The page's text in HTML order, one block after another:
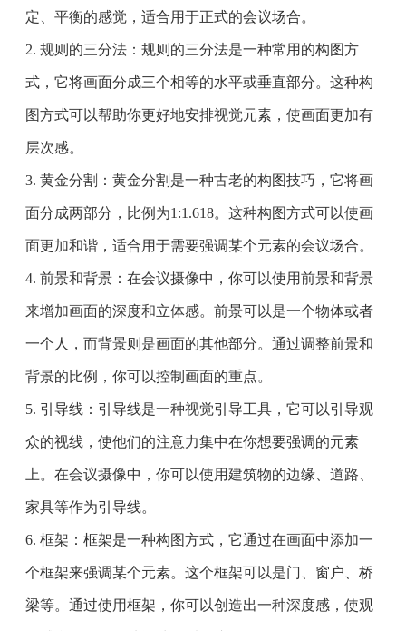
定、平衡的感觉，适合用于正式的会议场合。
2. 规则的三分法：规则的三分法是一种常用的构图方
式，它将画面分成三个相等的水平或垂直部分。这种构
图方式可以帮助你更好地安排视觉元素，使画面更加有
层次感。
3. 黄金分割：黄金分割是一种古老的构图技巧，它将画
面分成两部分，比例为1:1.618。这种构图方式可以使画
面更加和谐，适合用于需要强调某个元素的会议场合。
4. 前景和背景：在会议摄像中，你可以使用前景和背景
来增加画面的深度和立体感。前景可以是一个物体或者
一个人，而背景则是画面的其他部分。通过调整前景和
背景的比例，你可以控制画面的重点。
5. 引导线：引导线是一种视觉引导工具，它可以引导观
众的视线，使他们的注意力集中在你想要强调的元素
上。在会议摄像中，你可以使用建筑物的边缘、道路、
家具等作为引导线。
6. 框架：框架是一种构图方式，它通过在画面中添加一
个框架来强调某个元素。这个框架可以是门、窗户、桥
梁等。通过使用框架，你可以创造出一种深度感，使观